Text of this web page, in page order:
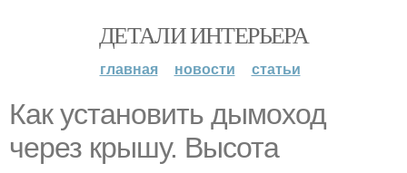
ДЕТАЛИ ИНТЕРЬЕРА
главная новости статьи
Как установить дымоход
через крышу. Высота